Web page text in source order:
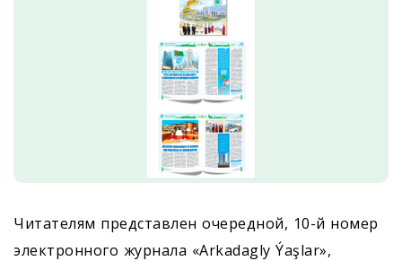
Читателям представлен очередной, 10-й номер
электронного журнала «Arkadagly Ýaşlar»,